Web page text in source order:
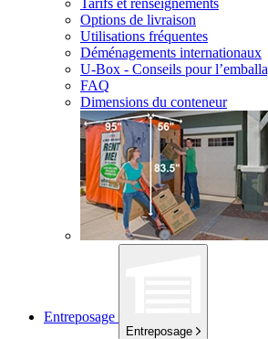
Options de livraison
Utilisations fréquentes
Déménagements internationaux
U-Box - Conseils pour
FAQ
Dimensions du conteneur
Entreposage
Entreposage